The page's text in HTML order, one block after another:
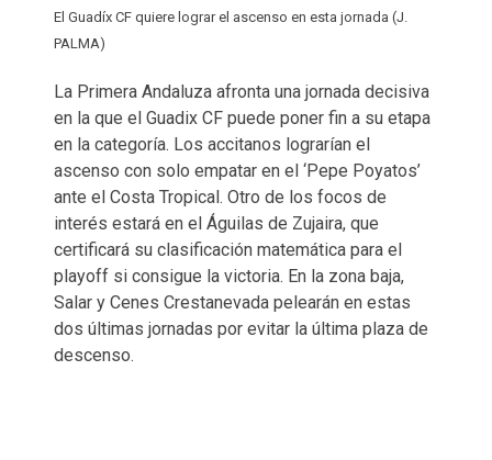
El Guadíx CF quiere lograr el ascenso en esta jornada (J.
PALMA)
La Primera Andaluza afronta una jornada decisiva
en la que el Guadix CF puede poner fin a su etapa
en la categoría. Los accitanos lograrían el
ascenso con solo empatar en el ‘Pepe Poyatos’
ante el Costa Tropical. Otro de los focos de
interés estará en el Águilas de Zujaira, que
certificará su clasificación matemática para el
playoff si consigue la victoria. En la zona baja,
Salar y Cenes Crestanevada pelearán en estas
dos últimas jornadas por evitar la última plaza de
descenso.